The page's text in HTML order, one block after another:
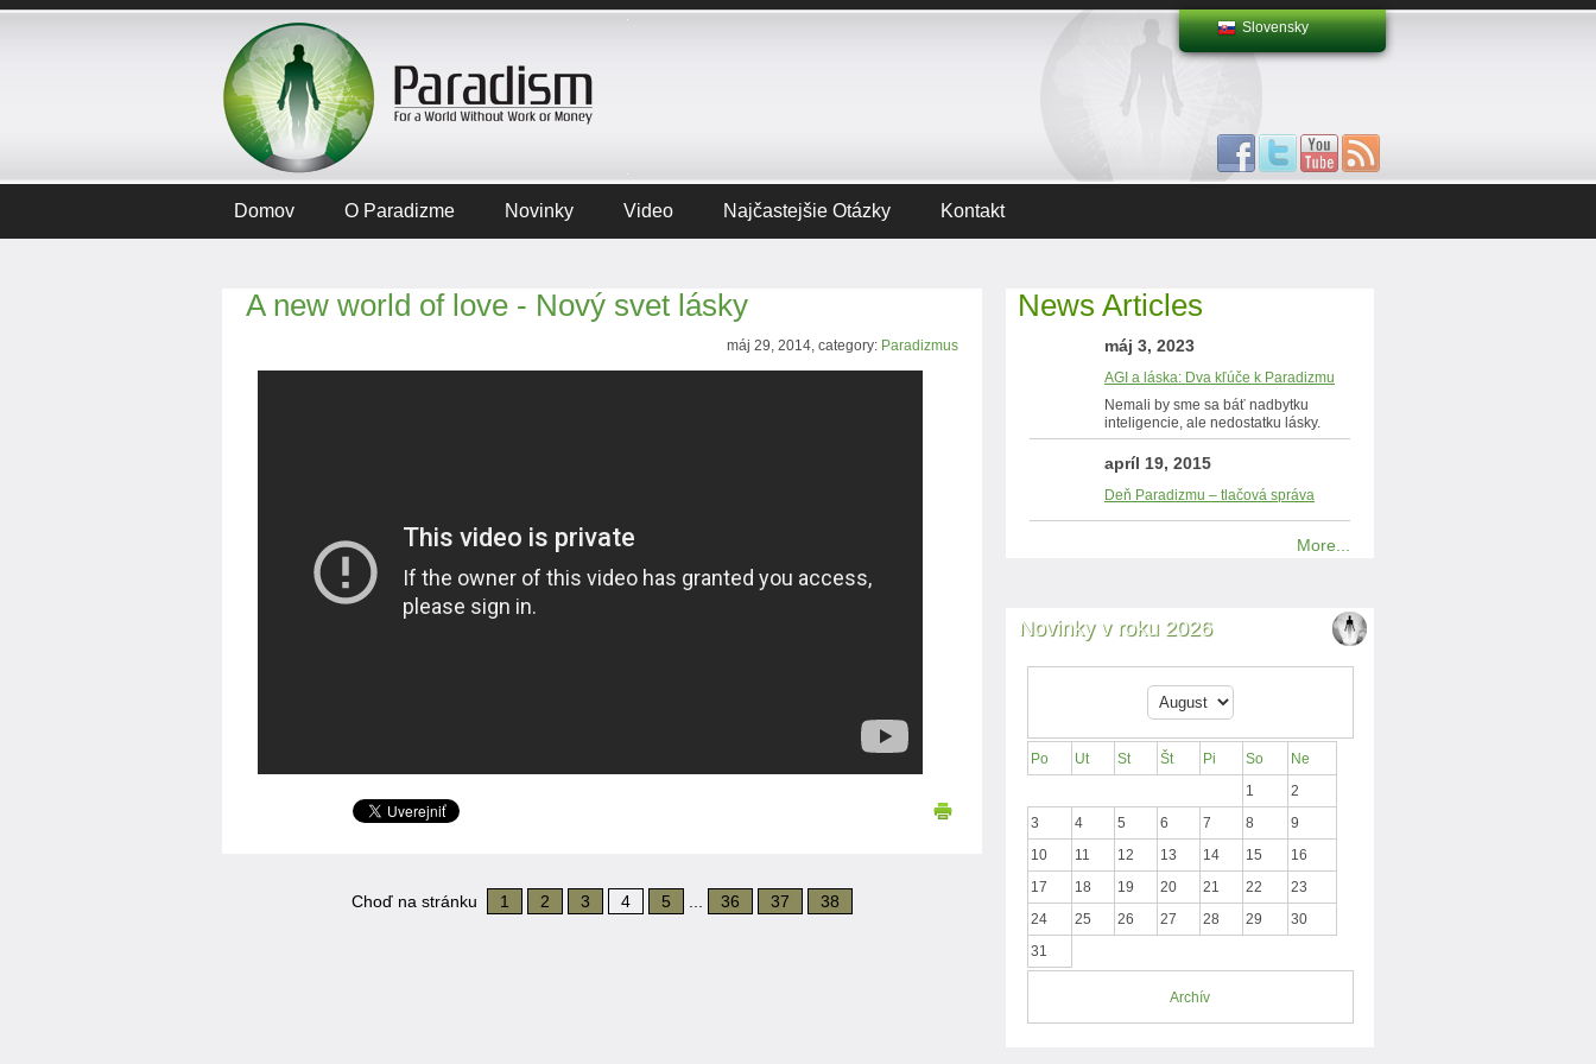
Slovensky
Domov O Paradizme Novinky Video Najčastejšie Otázky Kontakt
A new world of love - Nový svet lásky
máj 29, 2014, category: Paradizmus
Choď na stránku 1 2 3 4 5 36 37 38
News Articles
máj 3, 2023
AGI a láska: Dva kľúče k Paradizmu
Nemali by sme sa báť nadbytku
inteligencie, ale nedostatku lásky.
apríl 19, 2015
Deň Paradizmu – tlačová správa
More...
Novinky v roku 2026
Po Ut St Št Pi So
Ne
1
2
3
4 5 6 7 8
9
10
11 12 13 14 15
16
17
18 19 20 21 22
23
24
25 26 27 28 29
30
31
Archív